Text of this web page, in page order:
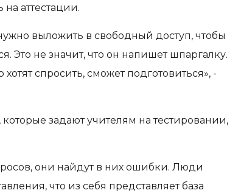
на аттестации.
выложить в свободный доступ, чтобы
Это не значит, что он напишет шпаргалку.
хотят спросить, сможет подготовиться», -
задают учителям на тестировании,
они найдут в них ошибки. Люди
что из себя представляет база